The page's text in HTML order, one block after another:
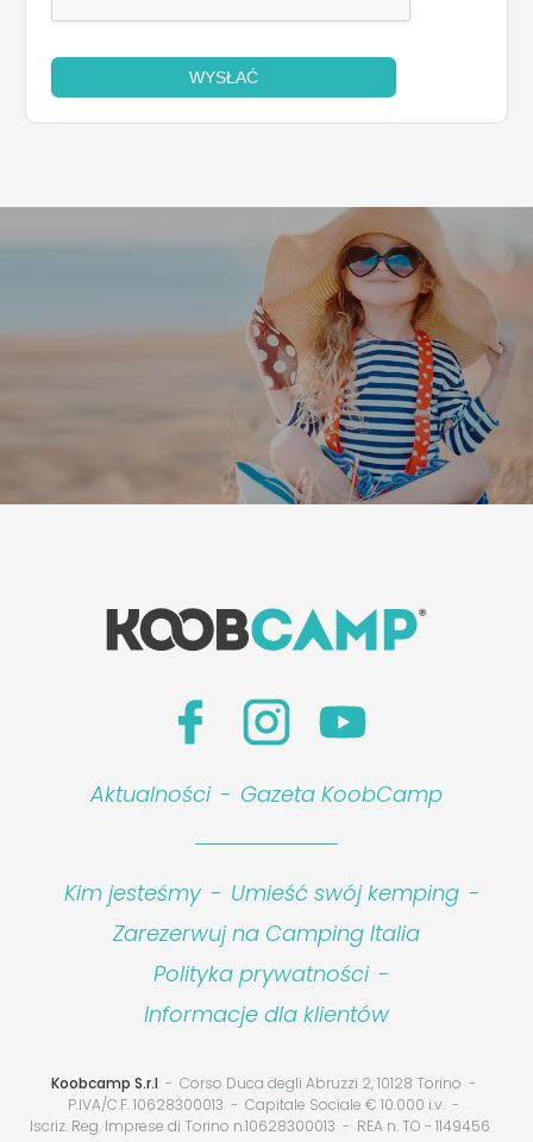
WYSŁAĆ
Aktualności - Gazeta KoobCamp
Kim jesteśmy - Umieść swój kemping -
Zarezerwuj na Camping Italia
Polityka prywatności -
Informacje dla klientów
Koobcamp S.r.l
Corso Duca degli Abruzzi 2, 10128 Torino
P.IVA/C.F. 10628300013
Capitale Sociale € 10.000 i.v.
Iscriz. Reg. Imprese di Torino n.10628300013
REA n. TO - 1149456